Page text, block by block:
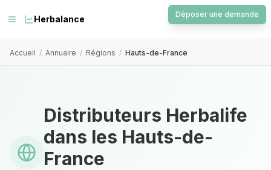
Herbalance Déposer une demande
Accueil / Annuaire / Régions / Hauts-de-France
Distributeurs Herbalife
dans les Hauts-de-
France